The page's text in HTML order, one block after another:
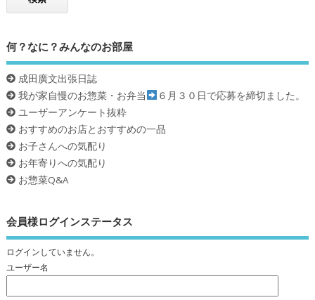
何？なに？みんなのお部屋
成田廣文出張日誌
我が家自慢のお惣菜・お弁当
６月３０日で応募を締切ました。
ユーザーアンケート抜粋
おすすめのお店とおすすめの一品
お子さんへの気配り
お年寄りへの気配り
お惣菜Q&A
会員様ログインステータス
ログインしていません。
ユーザー名